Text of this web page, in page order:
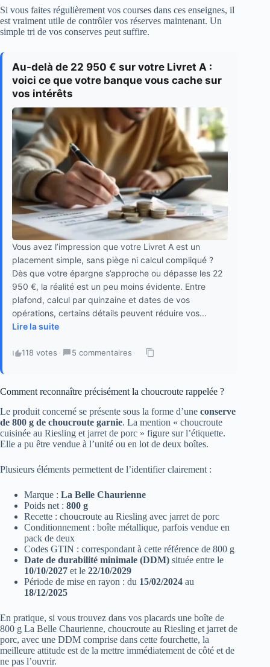
Si vous faites régulièrement vos courses dans ces enseignes, il
est vraiment utile de contrôler vos réserves maintenant. Un
simple tri de vos conserves peut suffire.
Au-delà de 22 950 € sur votre Livret A :
voici ce que votre banque vous cache sur
vos intérêts
Vous avez l’impression que votre Livret A est un
placement simple, sans piège ni calcul compliqué ?
Dès que votre épargne s’approche ou dépasse les 22
950 €, la réalité est un peu moins évidente. Entre
plafond, calcul par quinzaine et dates de vos
opérations, certains détails peuvent réduire vos...
Lire la suite
118 votes · 5 commentaires ·
Comment reconnaître précisément la choucroute rappelée ?
Le produit concerné se présente sous la forme d’une conserve
de 800 g de choucroute garnie. La mention « choucroute
cuisinée au Riesling et jarret de porc » figure sur l’étiquette.
Elle a pu être vendue à l’unité ou en lot de deux boîtes.
Plusieurs éléments permettent de l’identifier clairement :
Marque : La Belle Chaurienne
Poids net : 800 g
Recette : choucroute au Riesling avec jarret de porc
Conditionnement : boîte métallique, parfois vendue en
pack de deux
Codes GTIN : correspondant à cette référence de 800 g
Date de durabilité minimale (DDM) située entre le
10/10/2027 et le 22/10/2029
Période de mise en rayon : du 15/02/2024 au
18/12/2025
En pratique, si vous trouvez dans vos placards une boîte de
800 g La Belle Chaurienne, choucroute au Riesling et jarret de
porc, avec une DDM comprise dans cette fourchette, la
meilleure attitude est de la mettre immédiatement de côté et de
ne pas l’ouvrir.